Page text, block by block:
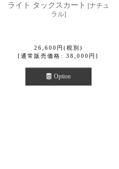
ライト タックスカート [ナチュ
ラル]
26,600 円 (税別)
[通常販売価格 : 38,000 円 ]
Option